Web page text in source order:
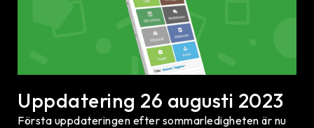
Uppdatering 26 augusti 2023
Första uppdateringen efter sommarledigheten är nu